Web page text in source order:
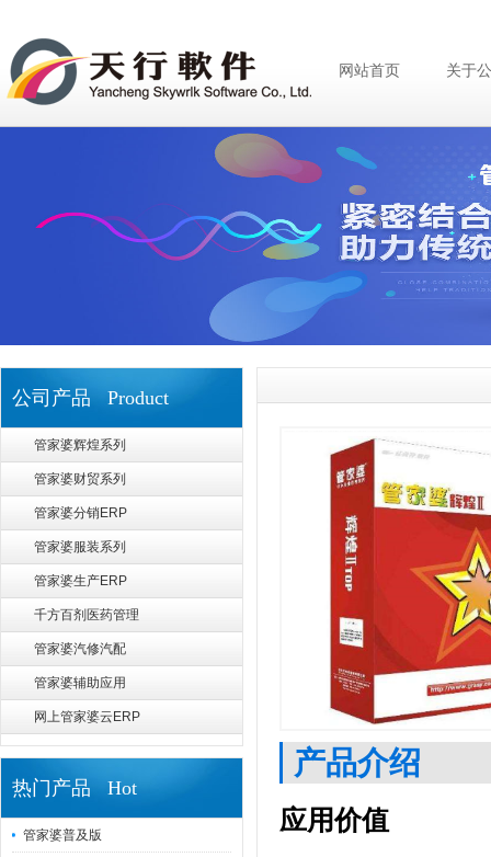
网站首页 关于
公司产品 Product
管家婆辉煌系列
管家婆财贸系列
管家婆分销ERP
管家婆服装系列
管家婆生产ERP
千方百剂医药管理
管家婆汽修汽配
管家婆辅助应用
网上管家婆云ERP
热门产品 Hot
管家婆普及版
产品介绍
应用价值